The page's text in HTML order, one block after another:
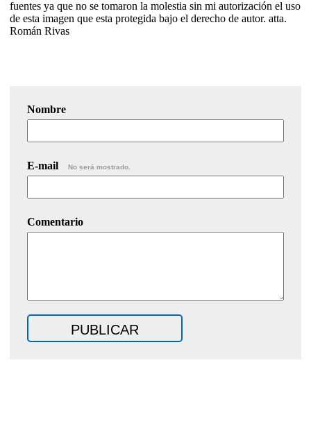
fuentes ya que no se tomaron la molestia sin mi autorización el uso
de esta imagen que esta protegida bajo el derecho de autor. atta.
Román Rivas
Nombre
E-mail No será mostrado.
Comentario